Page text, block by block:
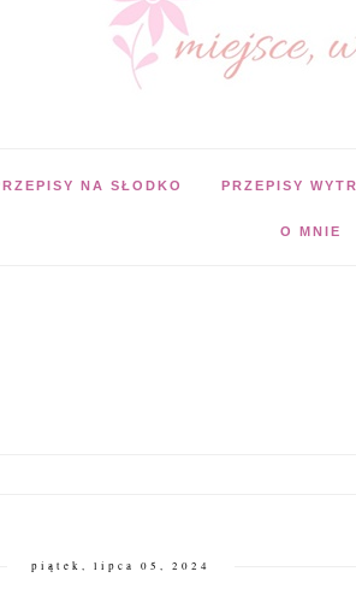
NA SŁODKO PRZEPISY
O MNIE
piątek, lipca 05, 2024